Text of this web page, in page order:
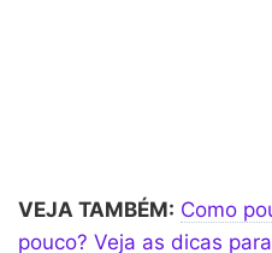
VEJA TAMBÉM: Como
pouco? Veja as dicas